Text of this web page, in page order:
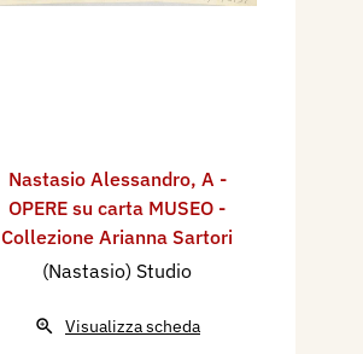
Nastasio Alessandro, A -
OPERE su carta MUSEO -
Collezione Arianna Sartori
(Nastasio) Studio
Visualizza scheda